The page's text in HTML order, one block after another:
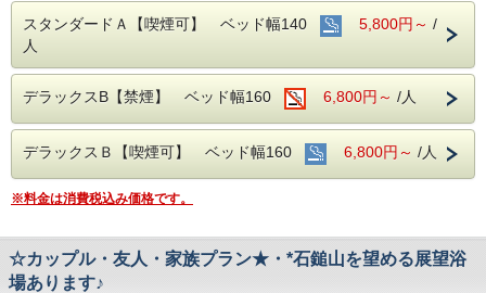
ウェルカムドリンク 14:00〜23:00、コインラ
ンドリー 7：00～22：00（有料）、自動販売
機、製氷機、電子レンジ、アメニティバー、
会議室
団体様の場合や時期によりキャンセル規定が
異なります
予約をお願いします（料金が異なります）
■焼き立てパンや産直市から取り寄せた地元
野菜の和洋バイキング(定価：￥1320（税
込）)
朝食付きプランでご予約いただくとお得にお
召し上がりいただけます
■室内設備(全部屋１４平米以上)
隣がコンビニ、石鎚へのバスも真正面バス停から出ています
1日１台税込300円 ※バス・トラックは事前予約をお願いし
ます（料金が異なります）
■焼き立てパンや産直市から取り寄せた地元野菜の和洋バイ
朝食付きプランでご予約いただくとお得にお召し上がりいた
な寝心地
スタンダードＡ【喫煙可】 ベッド幅140 5,800円～ /
人
デラックスB【禁煙】 ベッド幅160 6,800円～ /人
デラックスＢ【喫煙可】 ベッド幅160 6,800円～ /人
※料金は消費税込み価格です。
☆カップル・友人・家族プラン★・*石鎚山を望める展望浴
場あります♪